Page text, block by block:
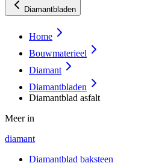
Diamantbladen
Home
Bouwmaterieel
Diamant
Diamantbladen
Diamantblad asfalt
Meer in
diamant
Diamantblad baksteen